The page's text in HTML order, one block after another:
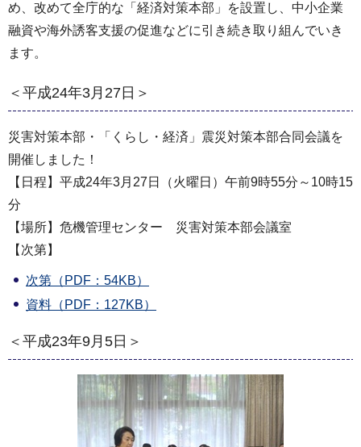
め、改めて全庁的な「経済対策本部」を設置し、中小企業
融資や海外誘客支援の促進などに引き続き取り組んでいき
ます。
＜平成24年3月27日＞
災害対策本部・「くらし・経済」震災対策本部合同会議を
開催しました！
【日程】平成24年3月27日（火曜日）午前9時55分～10時15
分
【場所】危機管理センター 災害対策本部会議室
【次第】
次第（PDF：54KB）
資料（PDF：127KB）
＜平成23年9月5日＞